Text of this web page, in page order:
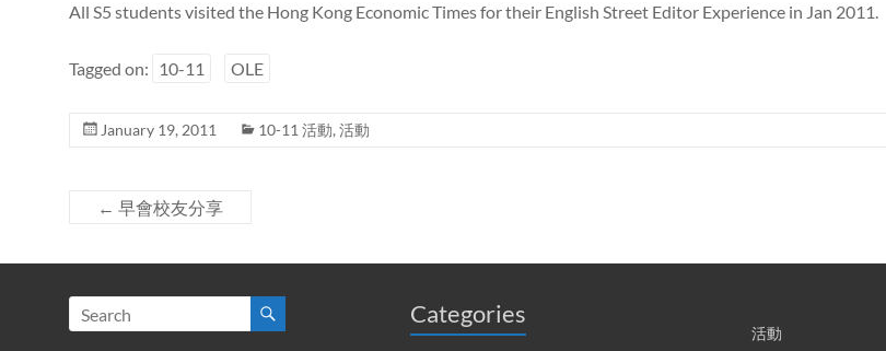
All S5 students visited the Hong Kong Economic Times for their English Street Editor Experience in Jan 2011.
Tagged on: 10-11 OLE
January 19, 2011 10-11 活動, 活動
← 早會校友分享
Categories
活動